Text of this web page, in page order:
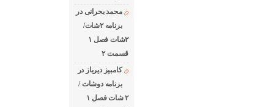
محمد بحرانی در
برنامه ۲شات/
۲شات فصل ۱
قسمت ۲
کامبیز دیرباز در
برنامه دوشات /
۲ شات فصل ۱